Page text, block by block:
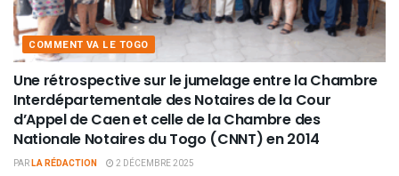
COMMENT VA LE TOGO
Une rétrospective sur le jumelage entre la Chambre
Interdépartementale des Notaires de la Cour
d’Appel de Caen et celle de la Chambre des
Nationale Notaires du Togo (CNNT) en 2014
PARLA RÉDACTION 2 DÉCEMBRE 2025